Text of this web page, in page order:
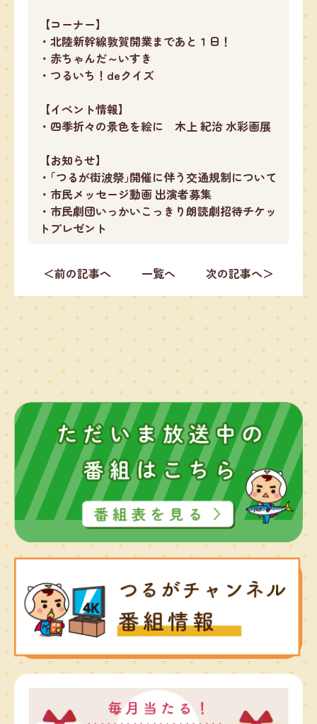
【コーナー】
・北陸新幹線敦賀開業まであと１日！
・赤ちゃんだ～いすき
・つるいち！deクイズ
【イベント情報】
・四季折々の景色を絵に 木上 紀治 水彩画展
【お知らせ】
・｢つるが街波祭｣開催に伴う交通規制について
・市民メッセージ動画 出演者募集
・市民劇団いっかいこっきり朗読劇招待チケッ
トプレゼント
＜前の記事へ 一覧へ 次の記事へ＞